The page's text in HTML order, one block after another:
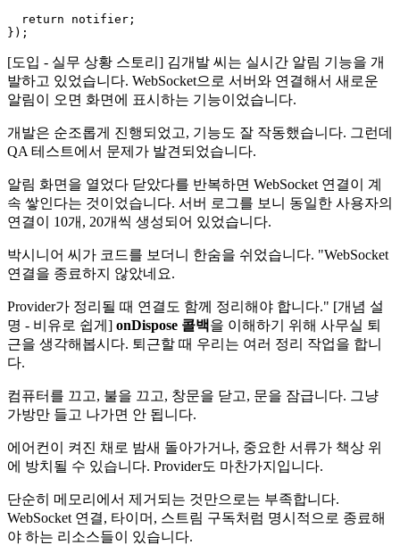
  return notifier;
[도입 - 실무 상황 스토리] 김개발 씨는 실시간 알림 기능을 개
발하고 있었습니다. WebSocket으로 서버와 연결해서 새로운
알림이 오면 화면에 표시하는 기능이었습니다.
개발은 순조롭게 진행되었고, 기능도 잘 작동했습니다. 그런데
QA 테스트에서 문제가 발견되었습니다.
알림 화면을 열었다 닫았다를 반복하면 WebSocket 연결이 계
속 쌓인다는 것이었습니다. 서버 로그를 보니 동일한 사용자의
연결이 10개, 20개씩 생성되어 있었습니다.
박시니어 씨가 코드를 보더니 한숨을 쉬었습니다. "WebSocket
연결을 종료하지 않았네요.
Provider가 정리될 때 연결도 함께 정리해야 합니다." [개념 설
명 - 비유로 쉽게] onDispose 콜백을 이해하기 위해 사무실 퇴
근을 생각해봅시다. 퇴근할 때 우리는 여러 정리 작업을 합니
다.
컴퓨터를 끄고, 불을 끄고, 창문을 닫고, 문을 잠급니다. 그냥
가방만 들고 나가면 안 됩니다.
에어컨이 켜진 채로 밤새 돌아가거나, 중요한 서류가 책상 위
에 방치될 수 있습니다. Provider도 마찬가지입니다.
단순히 메모리에서 제거되는 것만으로는 부족합니다.
WebSocket 연결, 타이머, 스트림 구독처럼 명시적으로 종료해
야 하는 리소스들이 있습니다.